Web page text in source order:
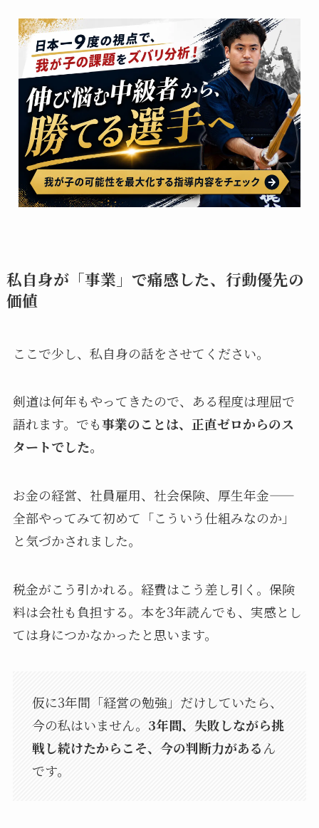
私自身が「事業」で痛感した、行動優先の
価値
ここで少し、私自身の話をさせてください。
剣道は何年もやってきたので、ある程度は理屈で
語れます。でも事業のことは、正直ゼロからのス
タートでした。
お金の経営、社員雇用、社会保険、厚生年金——
全部やってみて初めて「こういう仕組みなのか」
と気づかされました。
税金がこう引かれる。経費はこう差し引く。保険
料は会社も負担する。本を3年読んでも、実感とし
ては身につかなかったと思います。
仮に3年間「経営の勉強」だけしていたら、
今の私はいません。 3年間、失敗しながら挑
戦し続けたからこそ、今の判断力があるん
です。